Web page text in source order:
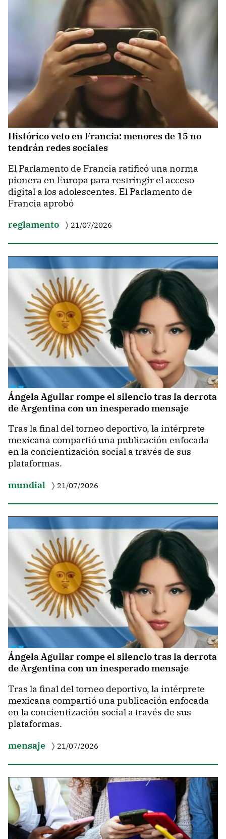
Histórico veto en Francia: menores de 15 no
tendrán redes sociales
El Parlamento de Francia ratificó una norma
pionera en Europa para restringir el acceso
digital a los adolescentes. El Parlamento de
Francia aprobó
reglamento
21/07/2026
Ángela Aguilar rompe el silencio tras la derrota
de Argentina con un inesperado mensaje
Tras la final del torneo deportivo, la intérprete
mexicana compartió una publicación enfocada
en la concientización social a través de sus
plataformas.
mundial
21/07/2026
Ángela Aguilar rompe el silencio tras la derrota
de Argentina con un inesperado mensaje
Tras la final del torneo deportivo, la intérprete
mexicana compartió una publicación enfocada
en la concientización social a través de sus
plataformas.
mensaje
21/07/2026